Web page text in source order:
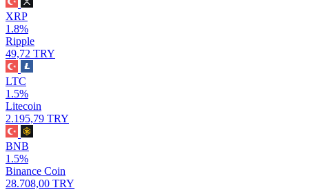
XRP
1.8%
Ripple
49,72 TRY
LTC
1.5%
Litecoin
2.195,79 TRY
BNB
1.5%
Binance Coin
28.708,00 TRY